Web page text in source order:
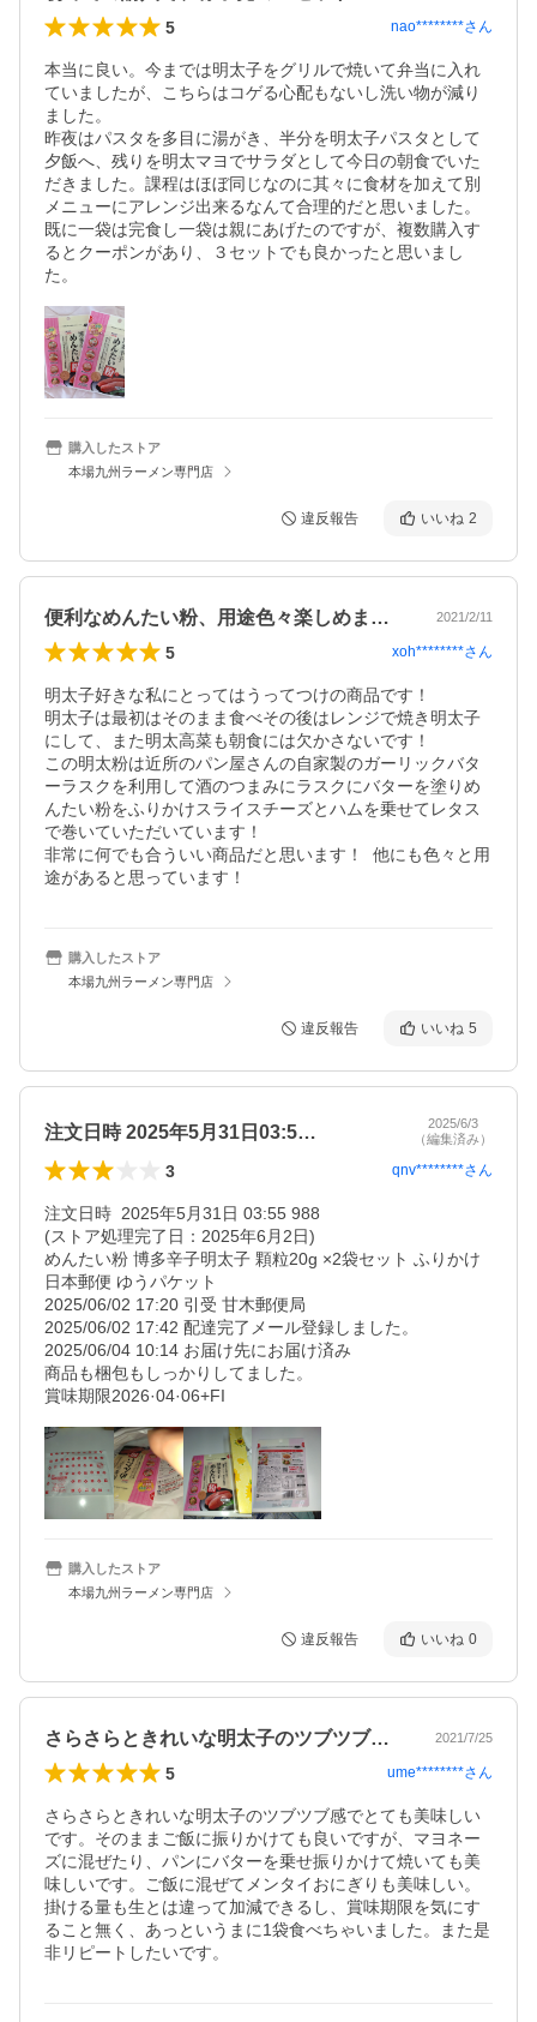
5 nao********さん
本当に良い。今までは明太子をグリルで焼いて弁当に入れ
ていましたが、こちらはコゲる心配もないし洗い物が減り
ました。
昨夜はパスタを多目に湯がき、半分を明太子パスタとして
夕飯へ、残りを明太マヨでサラダとして今日の朝食でいた
だきました。課程はほぼ同じなのに其々に食材を加えて別
メニューにアレンジ出来るなんて合理的だと思いました。
既に一袋は完食し一袋は親にあげたのですが、複数購入す
るとクーポンがあり、３セットでも良かったと思いまし
た。
購入したストア
本場九州ラーメン専門店
違反報告 いいね 2
便利なめんたい粉、用途色々楽しめます！ 2021/2/11
5 xoh********さん
明太子好きな私にとってはうってつけの商品です！
明太子は最初はそのまま食べその後はレンジで焼き明太子
にして、また明太高菜も朝食には欠かさないです！
この明太粉は近所のパン屋さんの自家製のガーリックバタ
ーラスクを利用して酒のつまみにラスクにバターを塗りめ
んたい粉をふりかけスライスチーズとハムを乗せてレタス
で巻いていただいています！
非常に何でも合ういい商品だと思います！  他にも色々と用
途があると思っています！
購入したストア
本場九州ラーメン専門店
違反報告 いいね 5
注文日時 2025年5月31日03:5…
2025/6/3
（編集済み）
3 qnv********さん
注文日時	2025年5月31日 03:55 988
(ストア処理完了日：2025年6月2日)
めんたい粉 博多辛子明太子 顆粒20g ×2袋セット ふりかけ
日本郵便 ゆうパケット
2025/06/02 17:20 引受 甘木郵便局
2025/06/02 17:42 配達完了メール登録しました。
2025/06/04 10:14 お届け先にお届け済み
商品も梱包もしっかりしてました。
購入したストア
本場九州ラーメン専門店
違反報告 いいね 0
さらさらときれいな明太子のツブツブ感で… 2021/7/25
5 ume********さん
さらさらときれいな明太子のツブツブ感でとても美味しい
です。そのままご飯に振りかけても良いですが、マヨネー
ズに混ぜたり、パンにバターを乗せ振りかけて焼いても美
味しいです。ご飯に混ぜてメンタイおにぎりも美味しい。
掛ける量も生とは違って加減できるし、賞味期限を気にす
ること無く、あっというまに1袋食べちゃいました。また是
非リピートしたいです。